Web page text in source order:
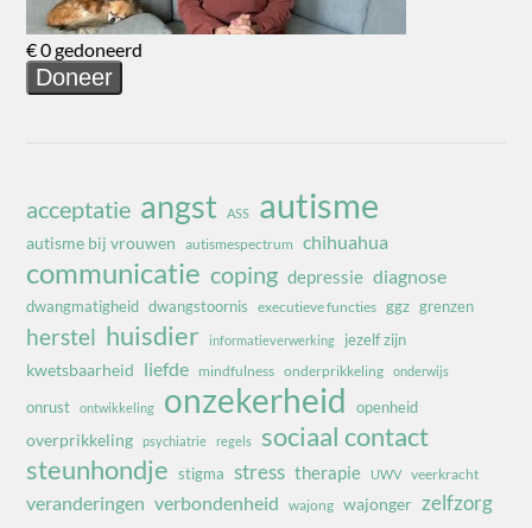
acceptatie angst ASS autisme
autisme bij vrouwen autismespectrum chihuahua
communicatie coping depressie diagnose
dwangmatigheid dwangstoornis executieve functies ggz grenzen
herstel huisdier informatieverwerking jezelf zijn
kwetsbaarheid liefde mindfulness onderprikkeling onderwijs
onrust ontwikkeling onzekerheid openheid
overprikkeling psychiatrie regels
sociaal contact
steunhondje stigma stress therapie UWV veerkracht
veranderingen verbondenheid wajong wajonger zelfzorg